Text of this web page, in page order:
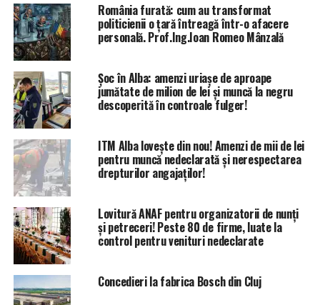
România furată: cum au transformat
politicienii o țară întreagă într-o afacere
personală. Prof.Ing.Ioan Romeo Mânzală
Șoc în Alba: amenzi uriașe de aproape
jumătate de milion de lei și muncă la negru
descoperită în controale fulger!
ITM Alba lovește din nou! Amenzi de mii de lei
pentru muncă nedeclarată și nerespectarea
drepturilor angajaților!
Lovitură ANAF pentru organizatorii de nunți
și petreceri! Peste 80 de firme, luate la
control pentru venituri nedeclarate
Concedieri la fabrica Bosch din Cluj